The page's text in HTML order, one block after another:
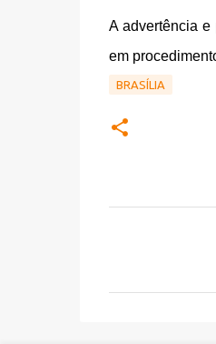
A advertência e
em
BRASÍLIA